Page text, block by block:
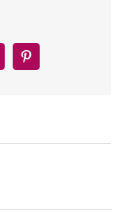
Pinterest